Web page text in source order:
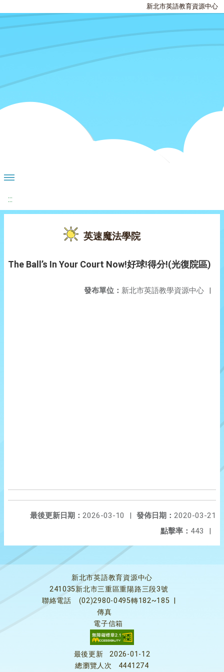
新北市英語教育資源中心
:::
英速魔法學院
The Ball’s In Your Court Now!好球!得分!(光復院區)
發布單位： 新北市英語教學資源中心 |
發佈日期： 2020-03-21
最後更新日期： 2026-03-10
|
點擊率： 443 |
新北市英語教育資源中心
241035新北市三重區重陽路三段3號
聯絡電話
(02)2980-0495轉182~185
傳真
電子信箱
最後更新
2026-01-12
總瀏覽人次
4441274